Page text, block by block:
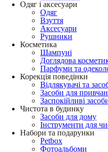
Одяг і аксесуари
Одяг
Взуття
Аксесуари
Рушники
Косметика
Шампуні
Доглядова
Парфуми та
Корекція поведінки
Відлякувачі та
Засоби для
Заспокійливі
Чистота в будинку
Засоби для дому
Інструменти для
Набори та подарунки
Petbox
Фотоальбоми